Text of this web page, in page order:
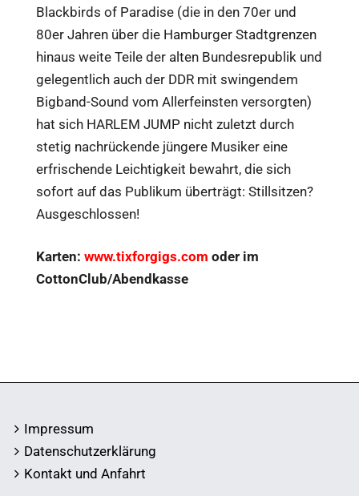
Blackbirds of Paradise (die in den 70er und
80er Jahren über die Hamburger Stadtgrenzen
hinaus weite Teile der alten Bundesrepublik und
gelegentlich auch der DDR mit swingendem
Bigband-Sound vom Allerfeinsten versorgten)
hat sich HARLEM JUMP nicht zuletzt durch
stetig nachrückende jüngere Musiker eine
erfrischende Leichtigkeit bewahrt, die sich
sofort auf das Publikum überträgt: Stillsitzen?
Ausgeschlossen!
Karten: www.tixforgigs.com oder im
CottonClub/Abendkasse
Impressum
Datenschutzerklärung
Kontakt und Anfahrt